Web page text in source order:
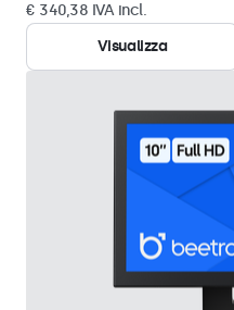
€ 340,38 IVA incl.
Visualizza